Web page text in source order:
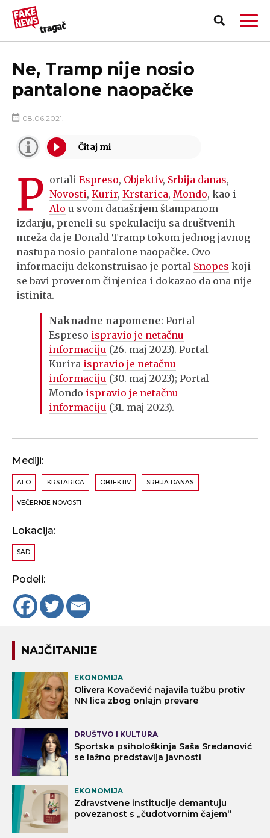
PRIJAVI LAŽNU VEST!
Ne, Tramp nije nosio
pantalone naopačke
08.06.2021.
P ortaliEspreso, Objektiv, Srbija danas,
Novosti,Kurir,Krstarica, Mondo, kao i
Alo u svom današnjem štampanom
izdanju, preneli su spekulaciju sa društvenih
mreža da je Donald Tramp tokom jednog javnog
nastupa nosio pantalone naopačke. Ovo
informaciju dekonstruisao je portal Snopes koji
se bavi proverom činjenica i dokazao da ona nije
istinita.
Naknadne napomene: Portal
Espreso ispravio je netačnu
informaciju (26. maj 2023). Portal
Kurira ispravio je netačnu
informaciju (30. maj 2023); Portal
Mondo ispravio je netačnu
informaciju (31. maj 2023).
Mediji:
ALO KRSTARICA OBJEKTIV SRBIJA DANAS
VEČERNJE NOVOSTI
Lokacija:
SAD
Podeli:
NAJČITANIJE
EKONOMIJA
Olivera Kovačević najavila tužbu protiv
NN lica zbog onlajn prevare
DRUŠTVO I KULTURA
Sportska psihološkinja Saša Sredanović
se lažno predstavlja javnosti
EKONOMIJA
Zdravstvene institucije demantuju
povezanost s „čudotvornim čajem“